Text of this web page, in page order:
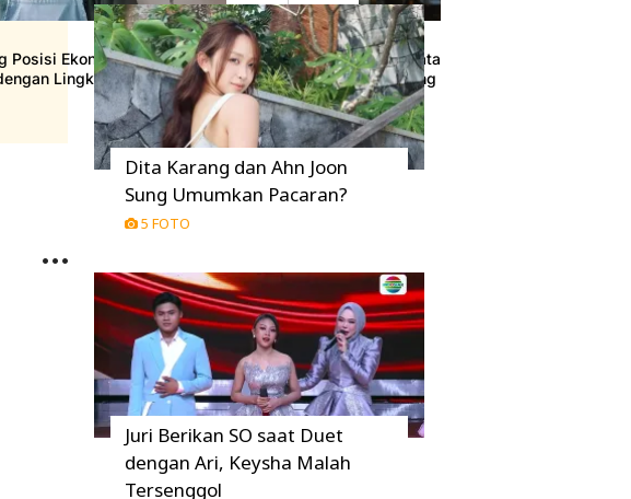
Posisi Ekonomi yang Terpuruk dan
Lingkungan Baru
Film dengan Latar Belakang Dunia Model
Kecantikan yang Memanjakan Mata
15 Juni 2026
Dita Karang dan Ahn Joon
Sung Umumkan Pacaran?
5 FOTO
Juri Berikan SO saat Duet
dengan Ari, Keysha Malah
Tersenggol